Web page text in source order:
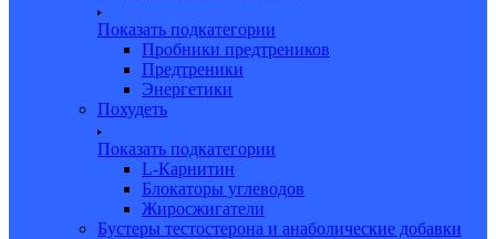
Показать подкатегории
Пробники предтреников
Предтреники
Энергетики
Похудеть
Показать подкатегории
L-Карнитин
Блокаторы углеводов
Жиросжигатели
Бустеры тестостерона и анаболические добавки